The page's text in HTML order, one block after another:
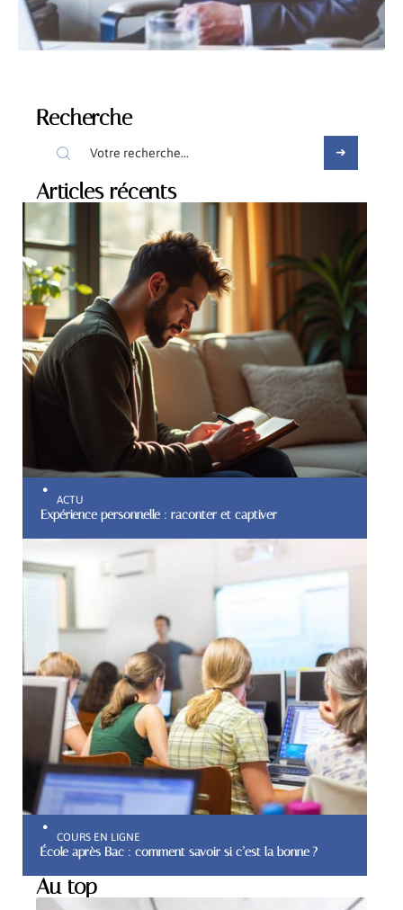
Recherche
Articles récents
ACTU
Expérience personnelle : raconter et captiver
COURS EN LIGNE
École après Bac : comment savoir si c’est la bonne ?
Au top